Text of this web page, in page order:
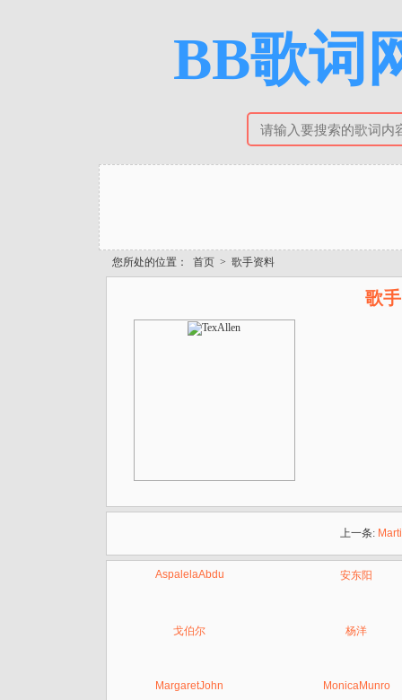
BB歌词
您所处的位置： 首页 > 歌手资料
歌
上一条:
AspalelaAbdu 安东阳
戈伯尔 杨洋
MargaretJohn MonicaMunro